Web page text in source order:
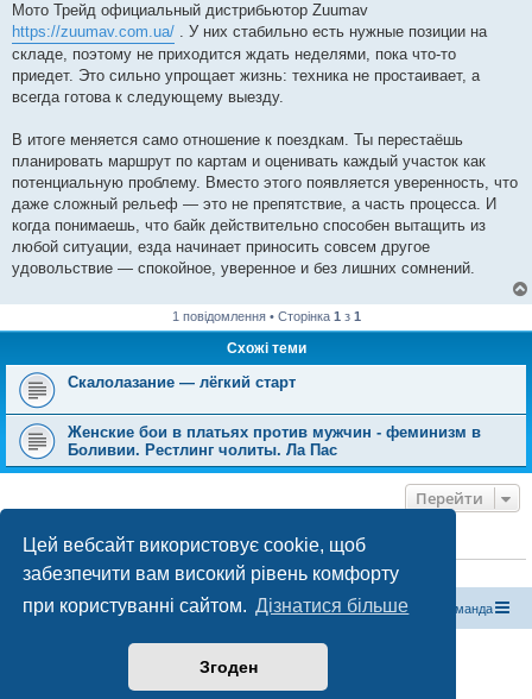
Цей вебсайт використовує cookie, щоб
забезпечити вам високий рівень комфорту
при користуванні сайтом. Дізнатися більше
Згоден
Мото Трейд официальный дистрибьютор Zuumav
https://zuumav.com.ua/ . У них стабильно есть нужные позиции на
складе, поэтому не приходится ждать неделями, пока что-то
приедет. Это сильно упрощает жизнь: техника не простаивает, а
всегда готова к следующему выезду.
В итоге меняется само отношение к поездкам. Ты перестаёшь
планировать маршрут по картам и оценивать каждый участок как
потенциальную проблему. Вместо этого появляется уверенность, что
даже сложный рельеф — это не препятствие, а часть процесса. И
когда понимаешь, что байк действительно способен вытащить из
любой ситуации, езда начинает приносить совсем другое
удовольствие — спокойное, уверенное и без лишних сомнений.
1 повідомлення • Сторінка 1 з 1
Схожі теми
Скалолазание — лёгкий старт
Женские бои в платьях против мужчин - феминизм в
Боливии. Рестлинг чолиты. Ла Пас
Перейти
ХТО ЗАРАЗ ОНЛАЙН
Зараз переглядають цей форум:ClaudeBot [бот ШІ]і 1 гість
Магазин спорядження Туристичний форум «Рюкзак» Команда
Працює на phpBB® Forum Software © phpBB Limited
Конфіденційність